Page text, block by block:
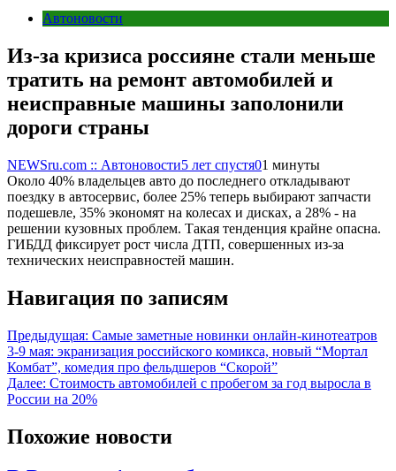
Автоновости
Из-за кризиса россияне стали меньше
тратить на ремонт автомобилей и
неисправные машины заполонили
дороги страны
NEWSru.com :: Автоновости5 лет спустя01 минуты
Около 40% владельцев авто до последнего откладывают
поездку в автосервис, более 25% теперь выбирают запчасти
подешевле, 35% экономят на колесах и дисках, а 28% - на
решении кузовных проблем. Такая тенденция крайне опасна.
ГИБДД фиксирует рост числа ДТП, совершенных из-за
технических неисправностей машин.
Навигация по записям
Предыдущая: Самые заметные новинки онлайн-кинотеатров
3-9 мая: экранизация российского комикса, новый “Мортал
Комбат”, комедия про фельдшеров “Скорой”
Далее: Стоимость автомобилей с пробегом за год выросла в
России на 20%
Похожие новости